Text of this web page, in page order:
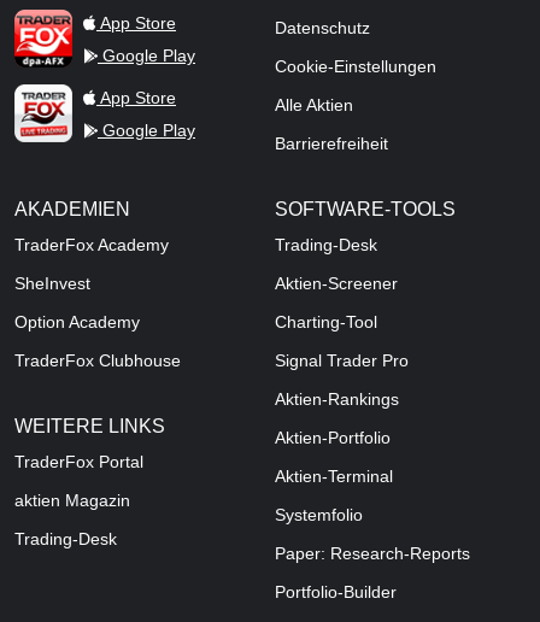
TraderFox dpa-AFX ProFeed
App Store
Google Play
TraderFox Live Trading
App Store
Google Play
Datenschutz
Cookie-Einstellungen
Alle Aktien
Barrierefreiheit
AKADEMIEN
TraderFox Academy
SheInvest
Option Academy
TraderFox Clubhouse
WEITERE LINKS
TraderFox Portal
aktien Magazin
Trading-Desk
SOFTWARE-TOOLS
Trading-Desk
Aktien-Screener
Charting-Tool
Signal Trader Pro
Aktien-Rankings
Aktien-Portfolio
Aktien-Terminal
Systemfolio
Paper: Research-Reports
Portfolio-Builder